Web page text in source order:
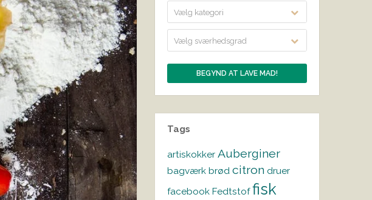
Vælg kategori
Vælg sværhedsgrad
Tags
artiskokker Auberginer
bagværk brød citron druer
facebook Fedtstof fisk